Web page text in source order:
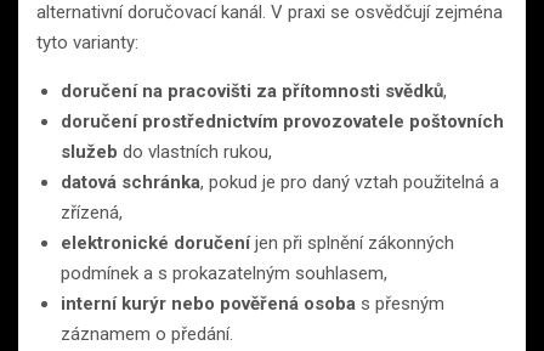
alternativní doručovací kanál. V praxi se osvědčují zejména
tyto varianty:
doručení na pracovišti za přítomnosti svědků,
doručení prostřednictvím provozovatele poštovních
služeb do vlastních rukou,
datová schránka, pokud je pro daný vztah použitelná a
zřízená,
elektronické doručeníjen při splnění zákonných
podmínek a s prokazatelným souhlasem,
interní kurýr nebo pověřená osoba s přesným
záznamem o předání.